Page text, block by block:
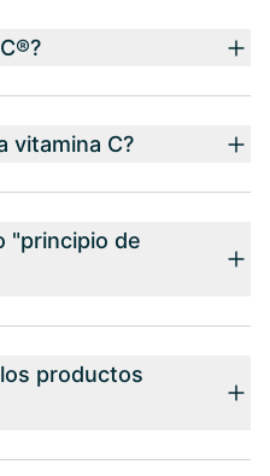
vitamina C?
"principio de
productos